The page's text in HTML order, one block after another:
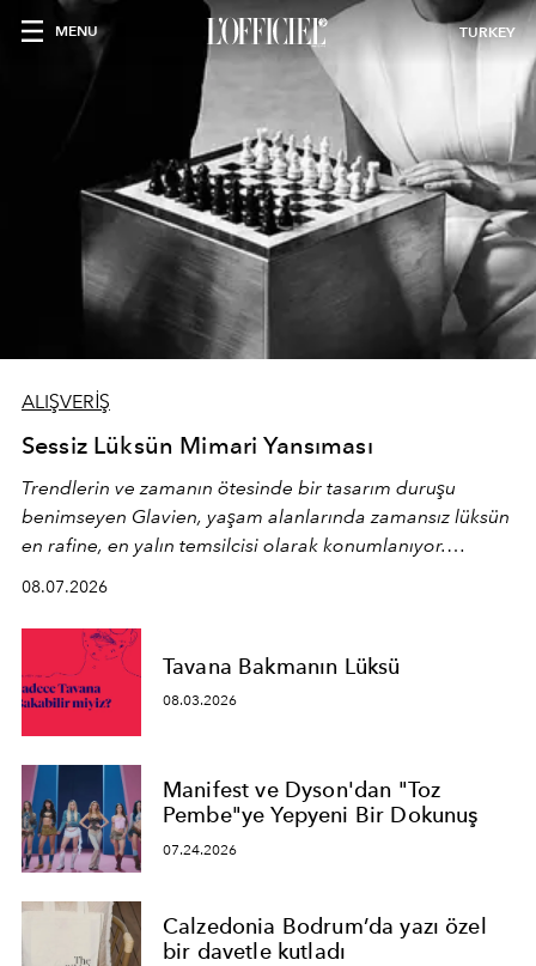
MENU TURKEY
ALIŞVERİŞ
Sessiz Lüksün Mimari Yansıması
Trendlerin ve zamanın ötesinde bir tasarım duruşu
benimseyen Glavien, yaşam alanlarında zamansız lüksün
en rafine, en yalın temsilcisi olarak konumlanıyor.
en yeni seçkisiyle bu imza felsefesini mekanlara taşıyor.
08.07.2026
Tavana Bakmanın Lüksü
08.03.2026
Manifest ve Dyson'dan "Toz
Pembe"ye Yepyeni Bir Dokunuş
07.24.2026
Calzedonia Bodrum’da yazı özel
bir davetle kutladı